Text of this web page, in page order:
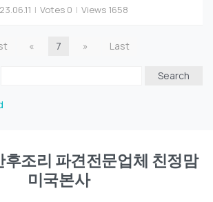
| Votes 0 | Views 1658
« 7 » Last
Search
후조리 파견전문업체 친정맘
미국본사